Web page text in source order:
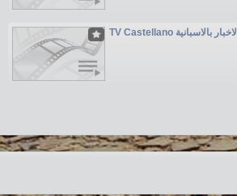
TV Castellano الاخبار بالاسبانية